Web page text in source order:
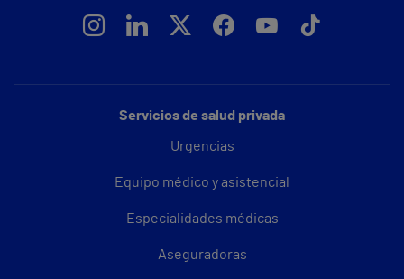
Servicios de salud privada
Urgencias
Equipo médico y asistencial
Especialidades médicas
Aseguradoras